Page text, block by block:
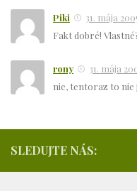
Piki
31. mája
Fakt dobré!
rony
31. mája
nie, tentoraz to nie
SLEDUJTE NÁS: